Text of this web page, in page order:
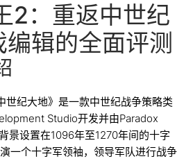
2：重返中世纪
辑的全面评测
世纪大地》是一款中世纪战争策略类
Studio开发并由Paradox
景设置在1096年至1270年间的十字
一个十字军领袖，领导军队进行战争